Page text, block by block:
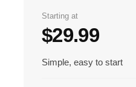
Starting at
$29.99
Simple, easy to start